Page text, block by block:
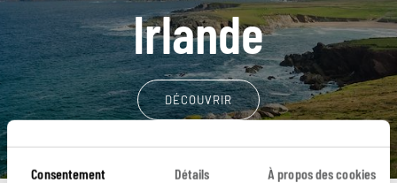
Consentement Détails À propos des cookies
Irlande
DÉCOUVRIR